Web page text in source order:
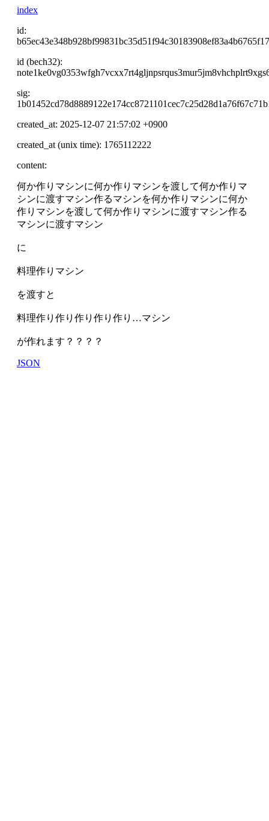
index
id:
id (bech32):
sig:
created_at: 2025-12-07 21:57:02 +0900
created_at (unix time): 1765112222
content:
何か作りマシンに何か作りマシンを渡して何か作りマ
シンに渡すマシン作るマシンを何か作りマシンに何か
作りマシンを渡して何か作りマシンに渡すマシン作る
マシンに渡すマシン
に
料理作りマシン
を渡すと
料理作り作り作り作り作り…マシン
が作れます？？？？
JSON